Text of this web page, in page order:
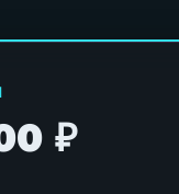
₽